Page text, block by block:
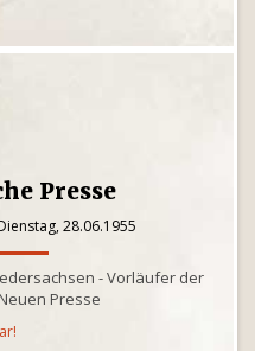
Presse
28.06.1955
- Vorläufer der
Presse